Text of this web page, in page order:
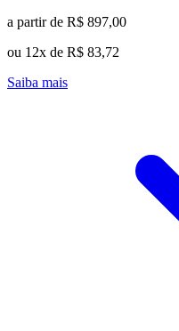
a partir de R$ 897,00
ou 12x de R$ 83,72
Saiba mais